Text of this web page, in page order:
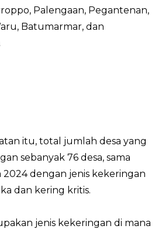
Palengaan, Pegantenan,
Batumarmar, dan
itu, total jumlah desa yang
sebanyak 76 desa, sama
dengan jenis kekeringan
dan kering kritis.
jenis kekeringan di mana